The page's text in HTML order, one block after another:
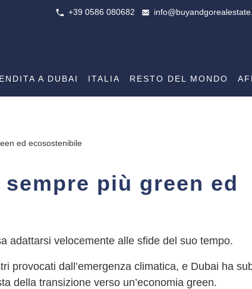
+39 0586 080682
A DUBAI ITALIA RESTO DEL MONDO
ed ecosostenibile
più green ed
adattarsi velocemente alle sfide del suo tempo.
provocati dall’emergenza climatica, e Dubai ha
della transizione verso un’economia green.